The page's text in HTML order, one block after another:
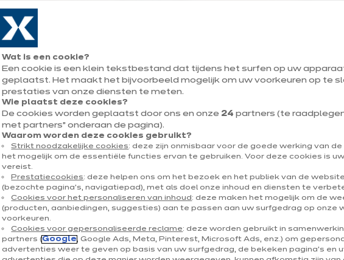
Soorten
Hoe kan men een keukenruimte afbakenen zonder licht te verliezen en een
creëren? Met de installatie van een glazen dak, natuurlijk! Het glazen dak,
decoratieve meerwaarde, sublimeert uw keuken en structureert deze met
door de trend van de industriële stijl, brengt deze glazen scheidingswand een
onweerstaanbare charme in uw interieur. Ixina adviseert u bij de keuze van
voor uw keuken, zodat deze even praktisch als mooi is.
Wat is een cookie?
Een cookie is een klein tekstbestand dat tijdens het surfen op uw
geplaatst. Het maakt het bijvoorbeeld mogelijk om uw voorkeuren op te
prestaties van onze diensten te meten.
Wie plaatst deze cookies?
De cookies worden geplaatst door ons en onze 24 partners (te
met partners” onderaan de pagina).
Waarom worden deze cookies gebruikt?
Strikt noodzakelijke cookies: deze zijn onmisbaar voor de goede werking van
het mogelijk om de essentiële functies ervan te gebruiken. Voor deze cookies is
vereist.
Prestatiecookies: deze helpen ons om het bezoek en het publiek van de
(bezochte pagina's, navigatiepad), met als doel onze inhoud en diensten te
Cookies voor het personaliseren van inhoud : deze maken het mogelijk om de
(producten, aanbiedingen, suggesties) aan te passen aan uw surfgedrag op onze
voorkeuren.
Cookies voor gepersonaliseerde reclame: deze worden gebruikt in
partners (Google, Google Ads, Meta, Pinterest, Microsoft Ads, enz.) om
advertenties weer te geven op basis van uw surfgedrag, de bekeken pagina's en